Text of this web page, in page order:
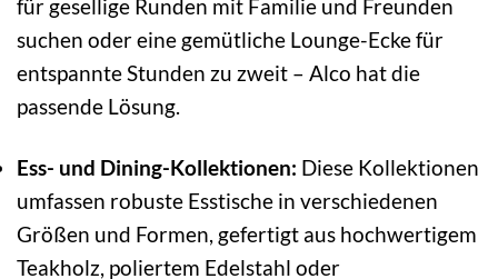
für gesellige Runden mit Familie und Freunden
suchen oder eine gemütliche Lounge-Ecke für
entspannte Stunden zu zweit – Alco hat die
passende Lösung.
Ess- und Dining-Kollektionen: Diese Kollektionen
umfassen robuste Esstische in verschiedenen
Größen und Formen, gefertigt aus hochwertigem
Teakholz, poliertem Edelstahl oder